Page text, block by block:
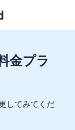
金プラ
してみてくだ